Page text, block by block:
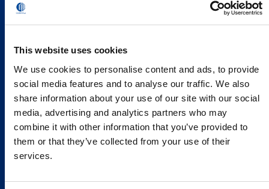
This website uses cookies
We use cookies to personalise content and ads, to provide
social media features and to analyse our traffic. We also
share information about your use of our site with our social
media, advertising and analytics partners who may
combine it with other information that you’ve provided to
them or that they’ve collected from your use of their
services.